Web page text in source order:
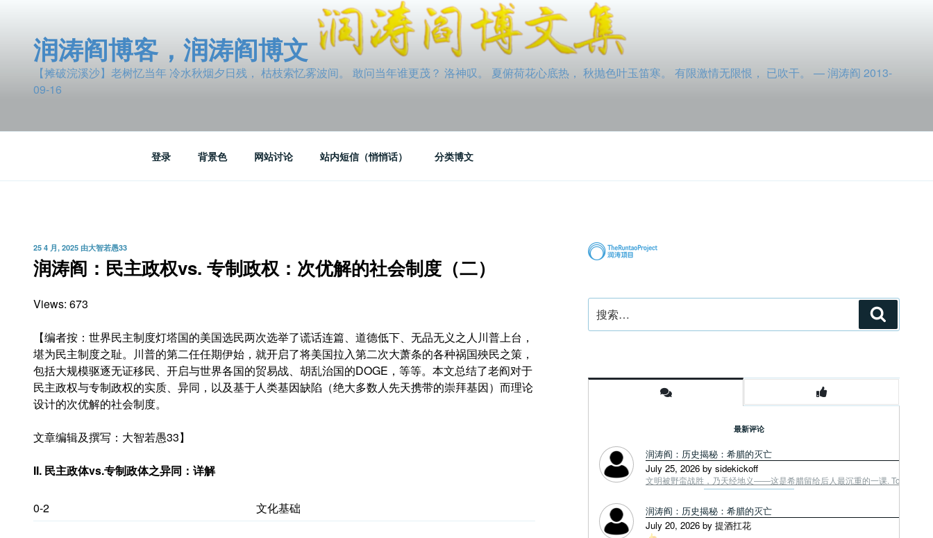
润涛阎博客，润涛阎博文
【摊破浣溪沙】老树忆当年 冷水秋烟夕日残， 枯枝索忆雾波间。 敢问当年谁更茂？ 洛神叹。 夏俯荷花心底热， 秋抛色叶玉笛寒。 有限激情无限恨， 已吹干。 — 润涛阎 2013-
09-16
登录 背景色 网站讨论 站内短信（悄悄话） 分类博文
发
布
于
25 4 月, 2025 由大智若愚33
润涛阎：民主政权vs. 专制政权：次优解的社会制度（二）
Views: 673
【编者按：世界民主制度灯塔国的美国选民两次选举了谎话连篇、道德低下、无品无义之人川普上台，
堪为民主制度之耻。川普的第二任任期伊始，就开启了将美国拉入第二次大萧条的各种祸国殃民之策，
包括大规模驱逐无证移民、开启与世界各国的贸易战、胡乱治国的DOGE，等等。本文总结了老阎对于
民主政权与专制政权的实质、异同，以及基于人类基因缺陷（绝大多数人先天携带的崇拜基因）而理论
设计的次优解的社会制度。
文章编辑及撰写：大智若愚33】
II. 民主政体vs.专制政体之异同：详解
0-2 文化基础
索：
索
最新评论
润涛阎：历史揭秘：希腊的灭亡
July 25, 2026 by sidekickoff
文明被野蛮战胜，乃天经地义——这是希腊留给后人最沉重的一课. Tough
润涛阎：历史揭秘：希腊的灭亡
July 20, 2026 by 提酒扛花